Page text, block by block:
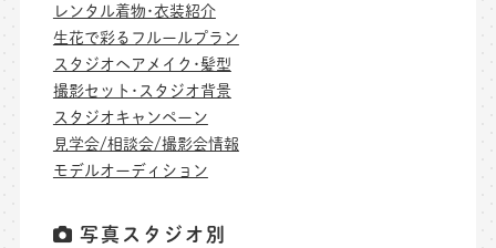
レンタル着物･衣装紹介
生花で彩るフルールプラン
スタジオヘアメイク･髪型
撮影セット･スタジオ背景
スタジオキャンペーン
見学会/相談会/撮影会情報
モデルオーディション
写真スタジオ別